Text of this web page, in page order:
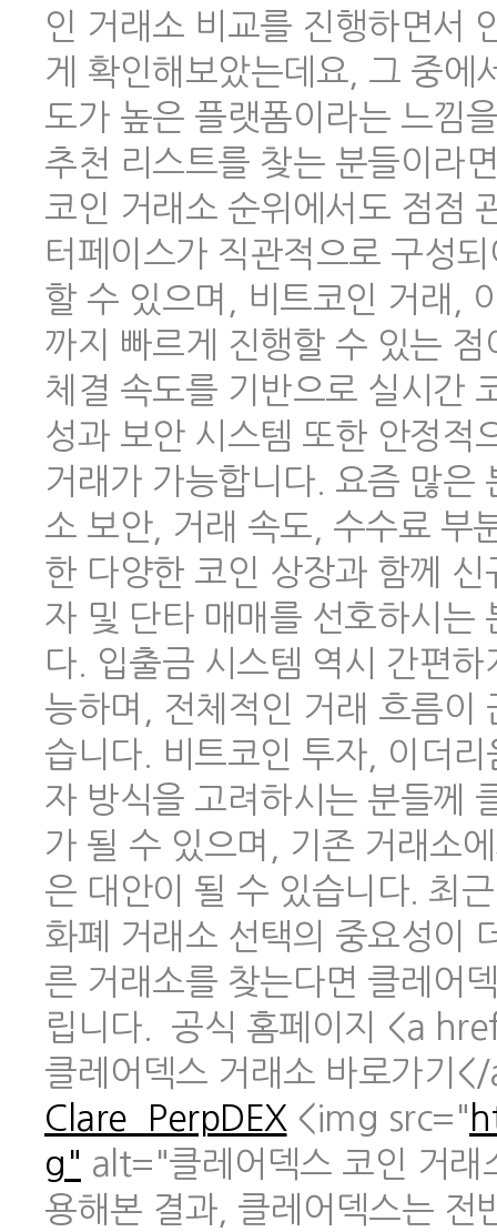
인 거래소 비교를 진행하면서
게 확인해보았는데요, 그 중에
도가 높은 플랫폼이라는 느낌
추천 리스트를 찾는 분들이라
코인 거래소 순위에서도 점점
터페이스가 직관적으로 구성
할 수 있으며, 비트코인 거래,
까지 빠르게 진행할 수 있는
체결 속도를 기반으로 실시간
성과 보안 시스템 또한 안정적
거래가 가능합니다. 요즘 많은
소 보안, 거래 속도, 수수료 부
한 다양한 코인 상장과 함께
자 및 단타 매매를 선호하시는
다. 입출금 시스템 역시 간편
능하며, 전체적인 거래 흐름이
습니다. 비트코인 투자, 이더
자 방식을 고려하시는 분들께
가 될 수 있으며, 기존 거래소
은 대안이 될 수 있습니다. 최
화폐 거래소 선택의 중요성이
른 거래소를 찾는다면 클레어
립니다. 공식 홈페이지 <a
클레어덱스 거래소 바로가기
Clare_PerpDEX <img src="
g" alt="클레어덱스 코인 거래
용해본 결과, 클레어덱스는 전